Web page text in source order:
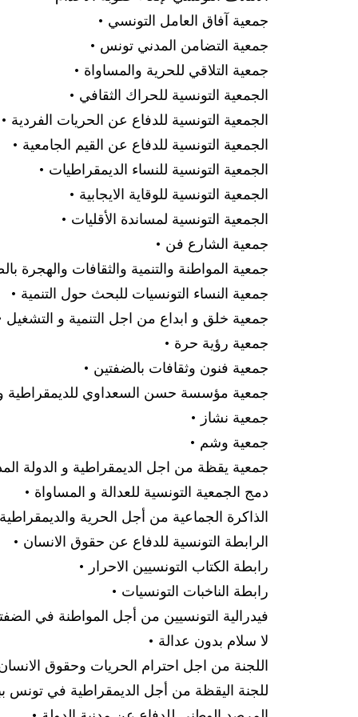
• جمعية آفاق العامل التونسي
• جمعية التضامن المدني تونس
• جمعية التلاقي للحرية والمساواة
• الجمعية التونسية للحراك الثقافي
• الجمعية التونسية للدفاع عن الحريات الفردية
• الجمعية التونسية للدفاع عن القيم الجامعية
• الجمعية التونسية للنساء الديمقراطيات
• الجمعية التونسية للوقاية الايجابية
• الجمعية التونسية لمساندة الأقليات
• جمعية الشارع فن
• جمعية المواطنة والتنمية والثقافات والهجرة
• جمعية النساء التونسيات للبحث حول التنمية
• جمعية خلق و ابداع من اجل التنمية و التشغيل
• جمعية رؤية حرة
• جمعية فنون وثقافات بالضفتين
• جمعية مؤسسة حسن السعداوي للديمقراطية
• جمعية نشاز
• جمعية وشم
• جمعية يقظة من اجل الديمقراطية و الدولة
• دمج الجمعية التونسية للعدالة و المساواة
• الذاكرة الجماعية من أجل الحرية والديمقراطية
• الرابطة التونسية للدفاع عن حقوق الانسان
• رابطة الكتاب التونسيين الاحرار
• رابطة الناخبات التونسيات
• فيدرالية التونسيين من أجل المواطنة في
• لا سلام بدون عدالة
• اللجنة من اجل احترام الحريات وحقوق
• للجنة اليقظة من أجل الديمقراطية في تونس